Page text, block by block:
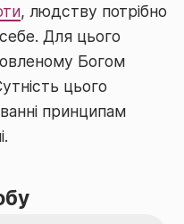
, людству потрібно
Для цього
Богом
цього
принципам